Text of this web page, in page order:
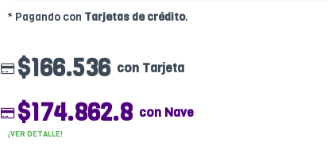
* Pagando con Tarjetas de crédito.
$166.536 con Tarjeta
$174.862.8 con Nave
¡VER DETALLE!